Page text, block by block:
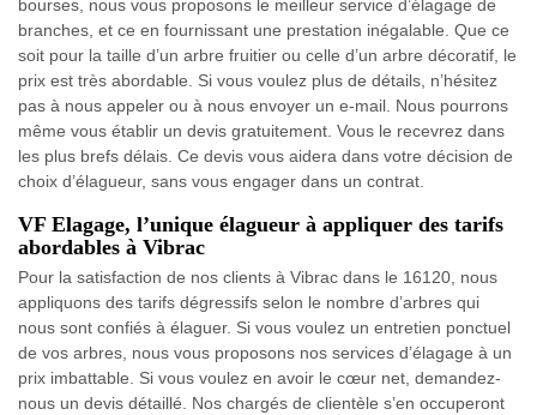
bourses, nous vous proposons le meilleur service d’élagage de
branches, et ce en fournissant une prestation inégalable. Que ce
soit pour la taille d’un arbre fruitier ou celle d’un arbre décoratif, le
prix est très abordable. Si vous voulez plus de détails, n’hésitez
pas à nous appeler ou à nous envoyer un e-mail. Nous pourrons
même vous établir un devis gratuitement. Vous le recevrez dans
les plus brefs délais. Ce devis vous aidera dans votre décision de
choix d’élagueur, sans vous engager dans un contrat.
VF Elagage, l’unique élagueur à appliquer des tarifs
abordables à Vibrac
Pour la satisfaction de nos clients à Vibrac dans le 16120, nous
appliquons des tarifs dégressifs selon le nombre d’arbres qui
nous sont confiés à élaguer. Si vous voulez un entretien ponctuel
de vos arbres, nous vous proposons nos services d’élagage à un
prix imbattable. Si vous voulez en avoir le cœur net, demandez-
nous un devis détaillé. Nos chargés de clientèle s’en occuperont